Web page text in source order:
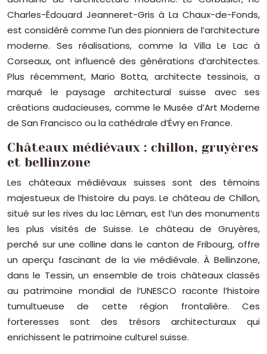
Charles-Édouard Jeanneret-Gris à La Chaux-de-Fonds,
est considéré comme l’un des pionniers de l’architecture
moderne. Ses réalisations, comme la Villa Le Lac à
Corseaux, ont influencé des générations d’architectes.
Plus récemment, Mario Botta, architecte tessinois, a
marqué le paysage architectural suisse avec ses
créations audacieuses, comme le Musée d’Art Moderne
de San Francisco ou la cathédrale d’Évry en France.
Châteaux médiévaux : chillon, gruyères
et bellinzone
Les châteaux médiévaux suisses sont des témoins
majestueux de l’histoire du pays. Le château de Chillon,
situé sur les rives du lac Léman, est l’un des monuments
les plus visités de Suisse. Le château de Gruyères,
perché sur une colline dans le canton de Fribourg, offre
un aperçu fascinant de la vie médiévale. À Bellinzone,
dans le Tessin, un ensemble de trois châteaux classés
au patrimoine mondial de l’UNESCO raconte l’histoire
tumultueuse de cette région frontalière. Ces
forteresses sont des trésors architecturaux qui
enrichissent le patrimoine culturel suisse.